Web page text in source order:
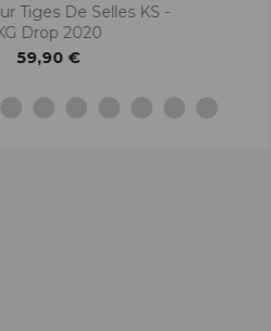
Tiges De Selles KS -
Drop 2020
59,90 €